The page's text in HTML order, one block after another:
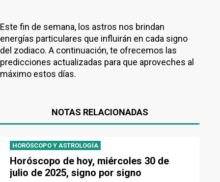
Este fin de semana, los astros nos brindan
energías particulares que influirán en cada signo
del zodiaco. A continuación, te ofrecemos las
predicciones actualizadas para que aproveches al
máximo estos días.
NOTAS RELACIONADAS
HORÓSCOPO Y ASTROLOGÍA
Horóscopo de hoy, miércoles 30 de
julio de 2025, signo por signo